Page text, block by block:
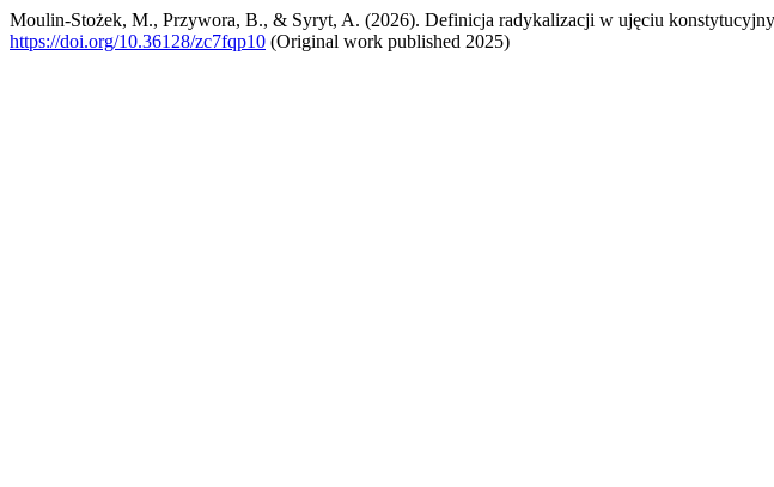
Moulin-Stożek, M., Przywora, B., & Syryt, A. (2026). Definicja radykalizacji w ujęciu
https://doi.org/10.36128/zc7fqp10 (Original work published 2025)